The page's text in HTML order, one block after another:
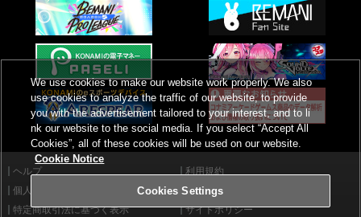
ヘルプ
利用規約
個人情報等保護方針
外部送信について
特定商取引法に基づく表示
サイトポリシー
We use cookies to make our website work properly. We also
use cookies to analyze the traffic of our website, to provide
you with the advertisement tailored to your interest, and to li
nk our website to the social media. If you select “Accept All
Cookies”, all of these cookies will be used on our website.
Cookie Notice
Cookies Settings